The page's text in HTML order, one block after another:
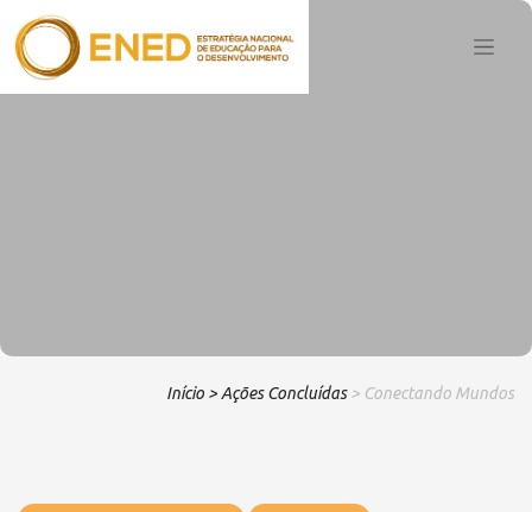
Início > Ações Concluídas > Conectando Mundos